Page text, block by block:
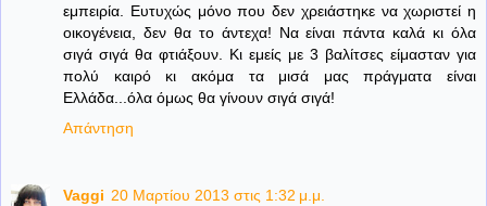
εμπειρία. Ευτυχώς μόνο που δεν χρειάστηκε να χωριστεί η
οικογένεια, δεν θα το άντεχα! Να είναι πάντα καλά κι όλα
σιγά σιγά θα φτιάξουν. Κι εμείς με 3 βαλίτσες είμασταν για
πολύ καιρό κι ακόμα τα μισά μας πράγματα είναι
Ελλάδα...όλα όμως θα γίνουν σιγά σιγά!
Απάντηση
Vaggi 20 Μαρτίου 2013 στις 1:32 μ.μ.